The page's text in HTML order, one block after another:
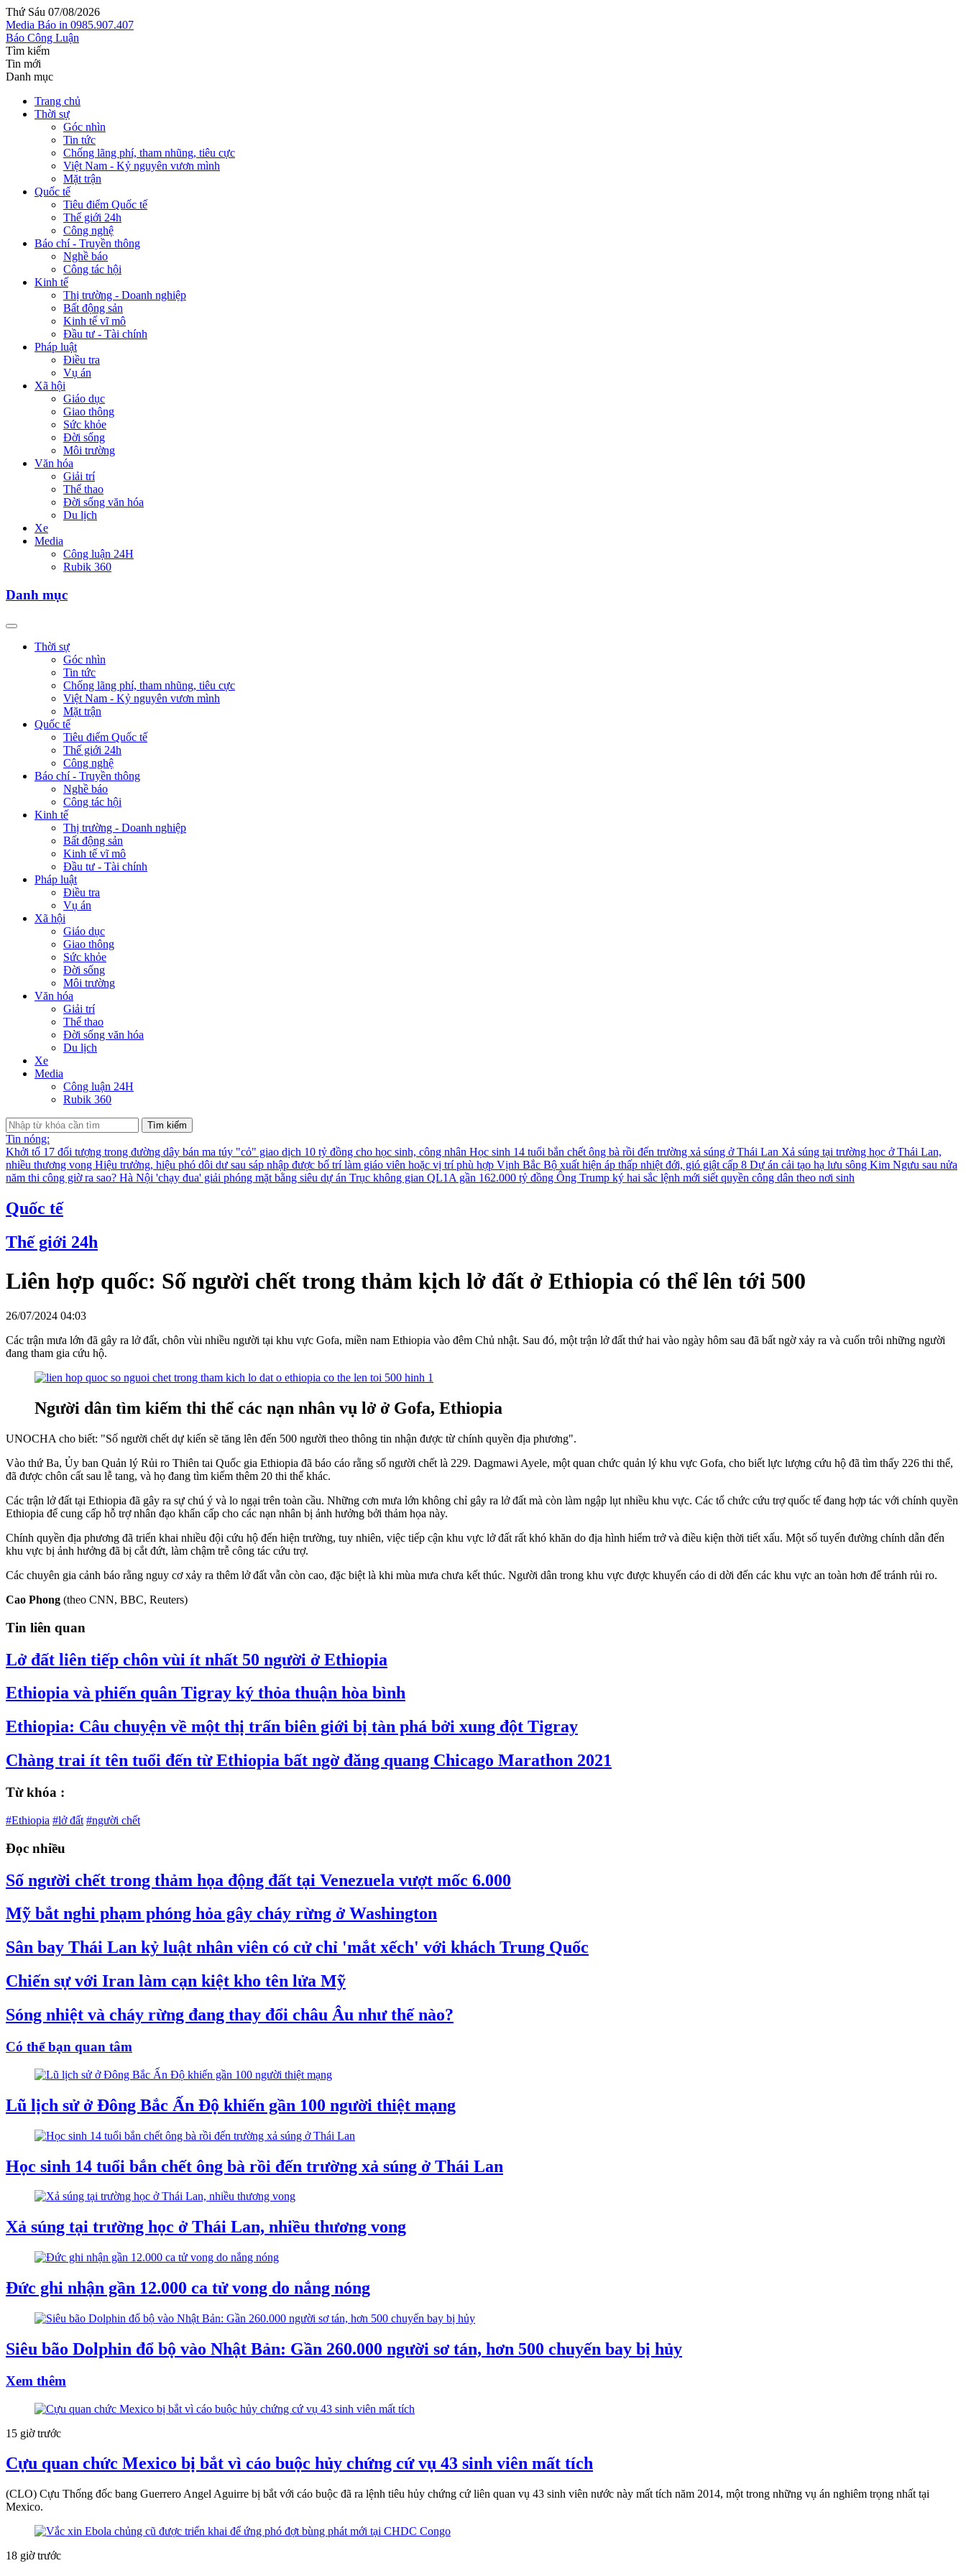
Thứ Sáu 07/08/2026
Media Báo in 0985.907.407
Báo Công Luận
Tìm kiếm
Tin mới
Danh mục
Trang chủ
Thời sự
Góc nhìn
Tin tức
Chống lãng phí, tham nhũng, tiêu cực
Việt Nam - Kỷ nguyên vươn mình
Mặt trận
Quốc tế
Tiêu điểm Quốc tế
Thế giới 24h
Công nghệ
Báo chí - Truyền thông
Nghề báo
Công tác hội
Kinh tế
Thị trường - Doanh nghiệp
Bất động sản
Kinh tế vĩ mô
Đầu tư - Tài chính
Pháp luật
Điều tra
Vụ án
Xã hội
Giáo dục
Giao thông
Sức khỏe
Đời sống
Môi trường
Văn hóa
Giải trí
Thể thao
Đời sống văn hóa
Du lịch
Xe
Media
Công luận 24H
Rubik 360
Danh mục
Thời sự
Góc nhìn
Tin tức
Chống lãng phí, tham nhũng, tiêu cực
Việt Nam - Kỷ nguyên vươn mình
Mặt trận
Quốc tế
Tiêu điểm Quốc tế
Thế giới 24h
Công nghệ
Báo chí - Truyền thông
Nghề báo
Công tác hội
Kinh tế
Thị trường - Doanh nghiệp
Bất động sản
Kinh tế vĩ mô
Đầu tư - Tài chính
Pháp luật
Điều tra
Vụ án
Xã hội
Giáo dục
Giao thông
Sức khỏe
Đời sống
Môi trường
Văn hóa
Giải trí
Thể thao
Đời sống văn hóa
Du lịch
Xe
Media
Công luận 24H
Rubik 360
Tìm kiếm
Tin nóng:
Khởi tố 17 đối tượng trong đường dây bán ma túy "cỏ" giao dịch 10 tỷ đồng cho học sinh, công nhân Học sinh 14 tuổi bắn chết ông bà rồi đến trường xả súng ở Thái Lan Xả súng tại trường học ở Thái Lan,
nhiều thương vong Hiệu trưởng, hiệu phó dôi dư sau sáp nhập được bố trí làm giáo viên hoặc vị trí phù hợp Vịnh Bắc Bộ xuất hiện áp thấp nhiệt đới, gió giật cấp 8 Dự án cải tạo hạ lưu sông Kim Ngưu sau nửa
năm thi công giờ ra sao? Hà Nội 'chạy đua' giải phóng mặt bằng siêu dự án Trục không gian QL1A gần 162.000 tỷ đồng Ông Trump ký hai sắc lệnh mới siết quyền công dân theo nơi sinh
Quốc tế
Thế giới 24h
Liên hợp quốc: Số người chết trong thảm kịch lở đất ở Ethiopia có thể lên tới 500
26/07/2024 04:03
Các trận mưa lớn đã gây ra lở đất, chôn vùi nhiều người tại khu vực Gofa, miền nam Ethiopia vào đêm Chủ nhật. Sau đó, một trận lở đất thứ hai vào ngày hôm sau đã bất ngờ xảy ra và cuốn trôi những người
đang tham gia cứu hộ.
Người dân tìm kiếm thi thể các nạn nhân vụ lở ở Gofa, Ethiopia
UNOCHA cho biết: "Số người chết dự kiến sẽ tăng lên đến 500 người theo thông tin nhận được từ chính quyền địa phương".
Vào thứ Ba, Ủy ban Quản lý Rủi ro Thiên tai Quốc gia Ethiopia đã báo cáo rằng số người chết là 229. Dagmawi Ayele, một quan chức quản lý khu vực Gofa, cho biết lực lượng cứu hộ đã tìm thấy 226 thi thể,
đã được chôn cất sau lễ tang, và họ đang tìm kiếm thêm 20 thi thể khác.
Các trận lở đất tại Ethiopia đã gây ra sự chú ý và lo ngại trên toàn cầu. Những cơn mưa lớn không chỉ gây ra lở đất mà còn làm ngập lụt nhiều khu vực. Các tổ chức cứu trợ quốc tế đang hợp tác với chính quyền
Ethiopia để cung cấp hỗ trợ nhân đạo khẩn cấp cho các nạn nhân bị ảnh hưởng bởi thảm họa này.
Chính quyền địa phương đã triển khai nhiều đội cứu hộ đến hiện trường, tuy nhiên, việc tiếp cận khu vực lở đất rất khó khăn do địa hình hiểm trở và điều kiện thời tiết xấu. Một số tuyến đường chính dẫn đến
khu vực bị ảnh hưởng đã bị cắt đứt, làm chậm trễ công tác cứu trợ.
Các chuyên gia cảnh báo rằng nguy cơ xảy ra thêm lở đất vẫn còn cao, đặc biệt là khi mùa mưa chưa kết thúc. Người dân trong khu vực được khuyến cáo di dời đến các khu vực an toàn hơn để tránh rủi ro.
Cao Phong (theo CNN, BBC, Reuters)
Tin liên quan
Lở đất liên tiếp chôn vùi ít nhất 50 người ở Ethiopia
Ethiopia và phiến quân Tigray ký thỏa thuận hòa bình
Ethiopia: Câu chuyện về một thị trấn biên giới bị tàn phá bởi xung đột Tigray
Chàng trai ít tên tuổi đến từ Ethiopia bất ngờ đăng quang Chicago Marathon 2021
Từ khóa :
#Ethiopia #lở đất #người chết
Đọc nhiều
Số người chết trong thảm họa động đất tại Venezuela vượt mốc 6.000
Mỹ bắt nghi phạm phóng hỏa gây cháy rừng ở Washington
Sân bay Thái Lan kỷ luật nhân viên có cử chỉ 'mắt xếch' với khách Trung Quốc
Chiến sự với Iran làm cạn kiệt kho tên lửa Mỹ
Sóng nhiệt và cháy rừng đang thay đổi châu Âu như thế nào?
Có thể bạn quan tâm
Lũ lịch sử ở Đông Bắc Ấn Độ khiến gần 100 người thiệt mạng
Học sinh 14 tuổi bắn chết ông bà rồi đến trường xả súng ở Thái Lan
Xả súng tại trường học ở Thái Lan, nhiều thương vong
Đức ghi nhận gần 12.000 ca tử vong do nắng nóng
Siêu bão Dolphin đổ bộ vào Nhật Bản: Gần 260.000 người sơ tán, hơn 500 chuyến bay bị hủy
Xem thêm
15 giờ trước
Cựu quan chức Mexico bị bắt vì cáo buộc hủy chứng cứ vụ 43 sinh viên mất tích
(CLO) Cựu Thống đốc bang Guerrero Angel Aguirre bị bắt với cáo buộc đã ra lệnh tiêu hủy chứng cứ liên quan vụ 43 sinh viên nước này mất tích năm 2014, một trong những vụ án nghiêm trọng nhất tại
Mexico.
18 giờ trước